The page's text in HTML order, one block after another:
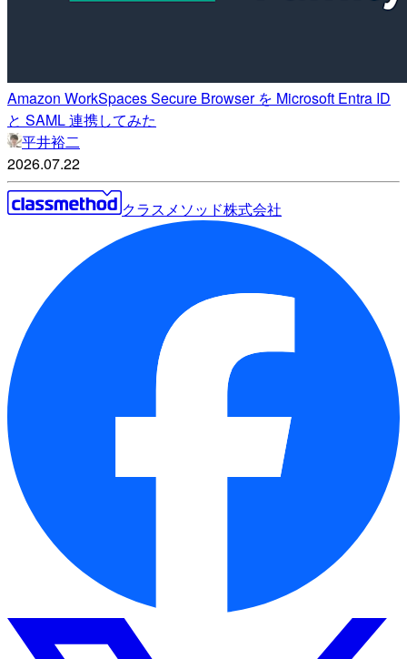
Amazon WorkSpaces Secure Browser を Microsoft Entra ID
と SAML 連携してみた
平井裕二
2026.07.22
クラスメソッド株式会社